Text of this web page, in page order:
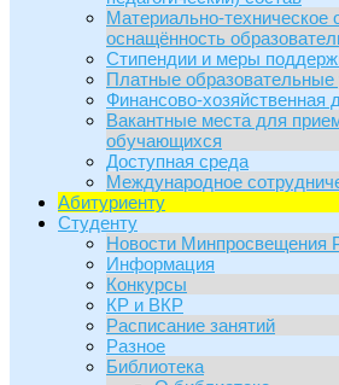
Материально-техническое
оснащённость
Стипендии и меры
Платные образовательные
Финансово-хозяйственная
Вакантные места для
обучающихся
Доступная среда
Международное
Абитуриенту
Студенту
Новости Минпросвещения
Информация
Конкурсы
КР и ВКР
Расписание занятий
Разное
Библиотека